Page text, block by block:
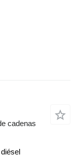
cadenas
diésel